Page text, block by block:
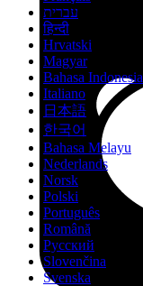
עברית
हिन्दी
Hrvatski
Magyar
Bahasa Indonesia
Italiano
日本語
한국어
Bahasa Melayu
Nederlands
Norsk
Polski
Português
Română
Русский
Slovenčina
Svenska